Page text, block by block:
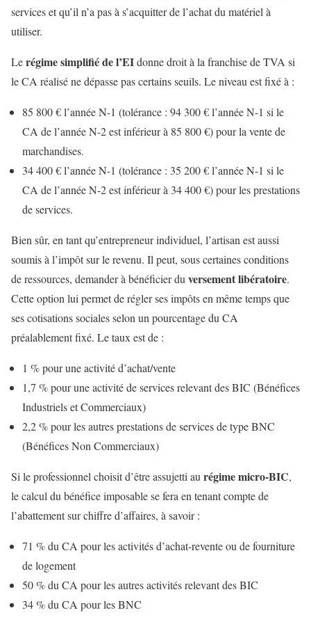
services et qu’il n’a pas à s’acquitter de l’achat du matériel à
utiliser.
Lerégime simplifié de l’EIdonne droit à la franchise de TVA si
le CA réalisé ne dépasse pas certains seuils. Le niveau est fixé à :
85 800 € l’année N-1 (tolérance : 94 300 € l’année N-1 si le
CA de l’année N-2 est inférieur à 85 800 €) pour la vente de
marchandises.
34 400 € l’année N-1 (tolérance : 35 200 € l’année N-1 si le
CA de l’année N-2 est inférieur à 34 400 €) pour les prestations
de services.
Bien sûr, en tant qu’entrepreneur individuel, l’artisan est aussi
soumis à l’impôt sur le revenu. Il peut, sous certaines conditions
de ressources, demander à bénéficier du versement libératoire.
Cette option lui permet de régler ses impôts en même temps que
ses cotisations sociales selon un pourcentage du CA
préalablement fixé. Le taux est de :
1 % pour une activité d’achat/vente
1,7 % pour une activité de services relevant des BIC (Bénéfices
Industriels et Commerciaux)
2,2 % pour les autres prestations de services de type BNC
(Bénéfices Non Commerciaux)
Si le professionnel choisit d’être assujetti au régime micro-BIC,
le calcul du bénéfice imposable se fera en tenant compte de
l’abattement sur chiffre d’affaires, à savoir :
71 % du CA pour les activités d’achat-revente ou de fourniture
de logement
50 % du CA pour les autres activités relevant des BIC
34 % du CA pour les BNC